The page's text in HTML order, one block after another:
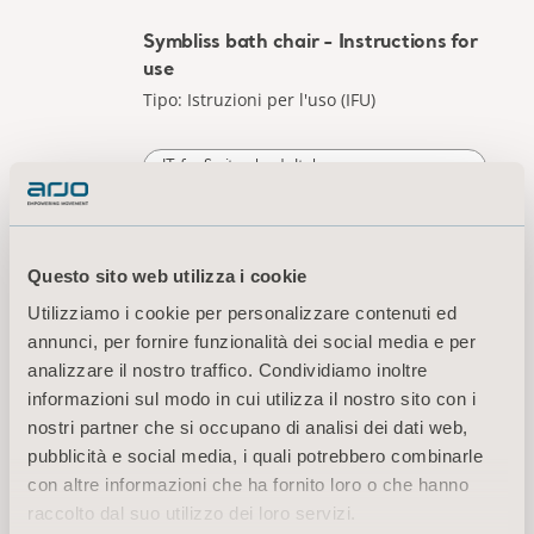
Questo sito web utilizza i cookie
Utilizziamo i cookie per personalizzare contenuti ed
annunci, per fornire funzionalità dei social media e per
analizzare il nostro traffico. Condividiamo inoltre
informazioni sul modo in cui utilizza il nostro sito con i
nostri partner che si occupano di analisi dei dati web,
pubblicità e social media, i quali potrebbero combinarle
con altre informazioni che ha fornito loro o che hanno
raccolto dal suo utilizzo dei loro servizi.
Symbliss bath chair - Quick reference
guide Cleaning and disinfection
Symbliss bath chair - Quick reference
guide Controls
Tipo: Guida Rapida (QRG)
IT for Switzerland, Italy